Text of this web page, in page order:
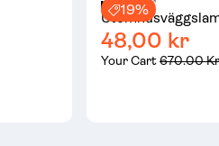
19%
48,00 kr
Your Cart670.00 Kr